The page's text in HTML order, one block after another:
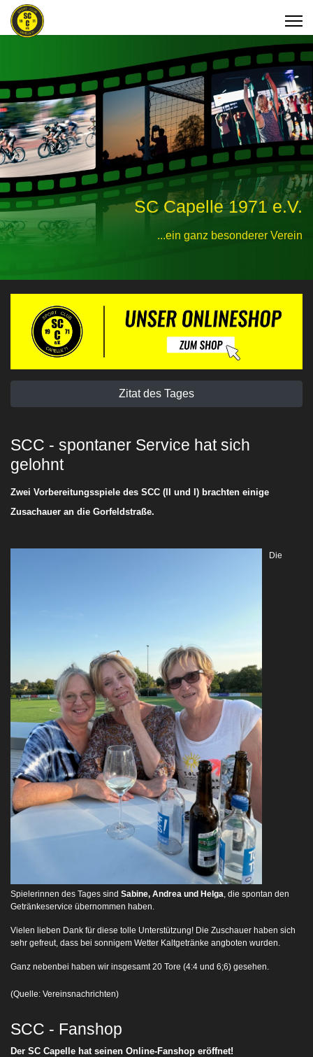
SC Capelle 1971 e.V.
...ein ganz besonderer Verein
Zitat des Tages
SCC - spontaner Service hat sich
gelohnt
Zwei Vorbereitungsspiele des SCC (II und I) brachten einige
Zusachauer an die Gorfeldstraße.
Die
Spielerinnen des Tages sind Sabine, Andrea und Helga , die spontan den
Getränkeservice übernommen haben.
Vielen lieben Dank für diese tolle Unterstützung! Die Zuschauer haben sich
sehr gefreut, dass bei sonnigem Wetter Kaltgetränke angboten wurden.
Ganz nebenbei haben wir insgesamt 20 Tore (4:4 und 6;6) gesehen.
(Quelle: Vereinsnachrichten)
SCC - Fanshop
Der SC Capelle hat seinen Online-Fanshop eröffnet!